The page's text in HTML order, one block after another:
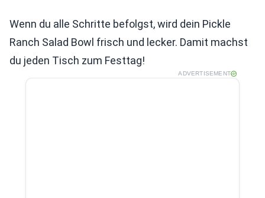
Wenn du alle Schritte befolgst, wird dein Pickle
Ranch Salad Bowl frisch und lecker. Damit machst
du jeden Tisch zum Festtag!
ADVERTISEMENT